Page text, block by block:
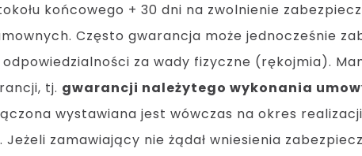
końcowego + 30 dni na zwolnienie
Często gwarancja może jednocześnie
za wady fizyczne (rękojmia).
tj. gwarancji należytego wykonania
wystawiana jest wówczas na okres
zamawiający nie żądał wniesienia